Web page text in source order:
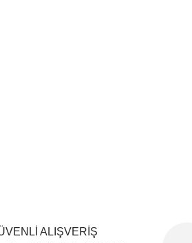
ALIŞVERİŞ